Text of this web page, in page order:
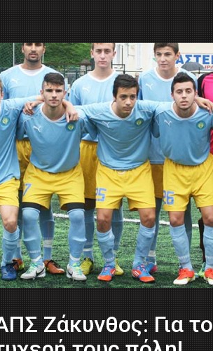
Ζάκυνθος: Για το